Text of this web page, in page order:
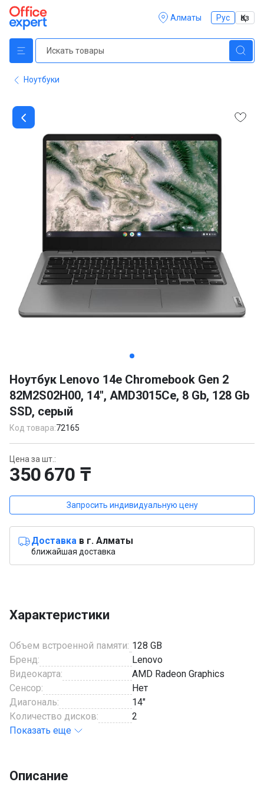
Алматы Рус Қаз
Ноутбуки
of
7
Ноутбук Lenovo 14e Chromebook Gen 2
82M2S02H00, 14", AMD3015Ce, 8 Gb, 128 Gb
SSD, серый
Код товара:72165
Цена за шт.:
350 670 ₸
Запросить индивидуальную цену
Доставка в г. Алматы
ближайшая доставка
Характеристики
Объем встроенной памяти: 128 GB
Бренд:
Lenovo
Видеокарта:
AMD Radeon Graphics
Сенсор:
Нет
Диагональ:
14"
Количество дисков:
2
Показать еще
Описание